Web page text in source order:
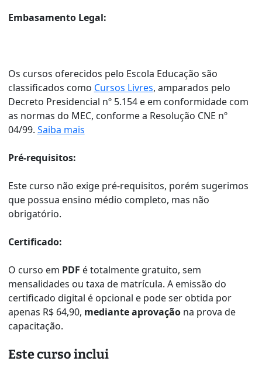
Embasamento Legal:
Os cursos oferecidos pelo Escola Educação são
classificados como Cursos Livres, amparados pelo
Decreto Presidencial nº 5.154 e em conformidade com
as normas do MEC, conforme a Resolução CNE nº
04/99. Saiba mais
Pré-requisitos:
Este curso não exige pré-requisitos, porém sugerimos
que possua ensino médio completo, mas não
obrigatório.
Certificado:
O curso em PDF é totalmente gratuito, sem
mensalidades ou taxa de matrícula. A emissão do
certificado digital é opcional e pode ser obtida por
apenas R$ 64,90, mediante aprovaçãona prova de
capacitação.
Este curso inclui